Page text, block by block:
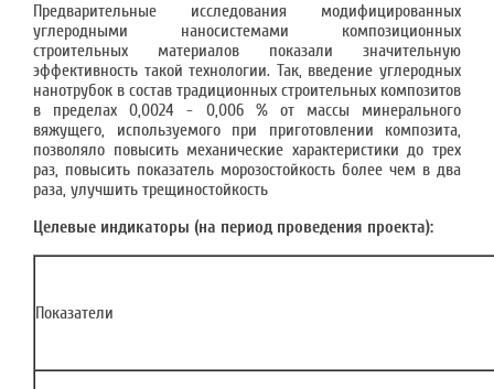
Предварительные исследования модифицированных
углеродными наносистемами ком­позиционных
строительных материалов показали значительную
эффективность такой тех­нологии. Так, введение углеродных
нанотрубок в состав традиционных строительных ком­позитов
в пределах 0,0024 - 0,006 % от массы минерального
вяжущего, используемого при приготовлении композита,
позволяло повысить механические характеристики до трех
раз, повысить показатель морозостойкость более чем в два
раза, улучшить трещиностойкость
Целевые индикаторы (на период проведения проекта):
Показатели